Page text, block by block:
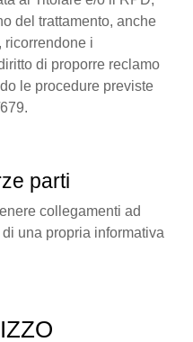
del trattamento, anche
ricorrendone i
di proporre reclamo
le procedure previste
parti
collegamenti ad
una propria informativa